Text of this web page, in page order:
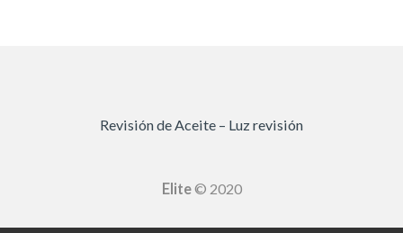
Revisión de Aceite – Luz revisión
Elite© 2020